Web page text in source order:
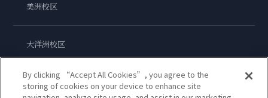
美洲校区
大洋洲校区
亚洲校区
By clicking “Accept All Cookies”, you agree to the
storing of cookies on your device to enhance site